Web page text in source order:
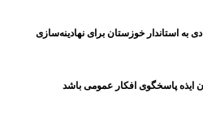
به استاندار خوزستان برای نهادینه‌سازی
پاسخگوی افکار عمومی باشد